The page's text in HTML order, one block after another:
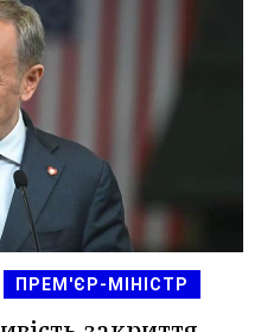
ПРЕМ'ЄР-МІНІСТР